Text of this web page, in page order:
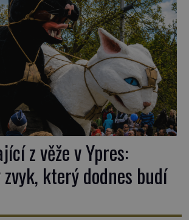
z věže v Ypres:
který dodnes budí